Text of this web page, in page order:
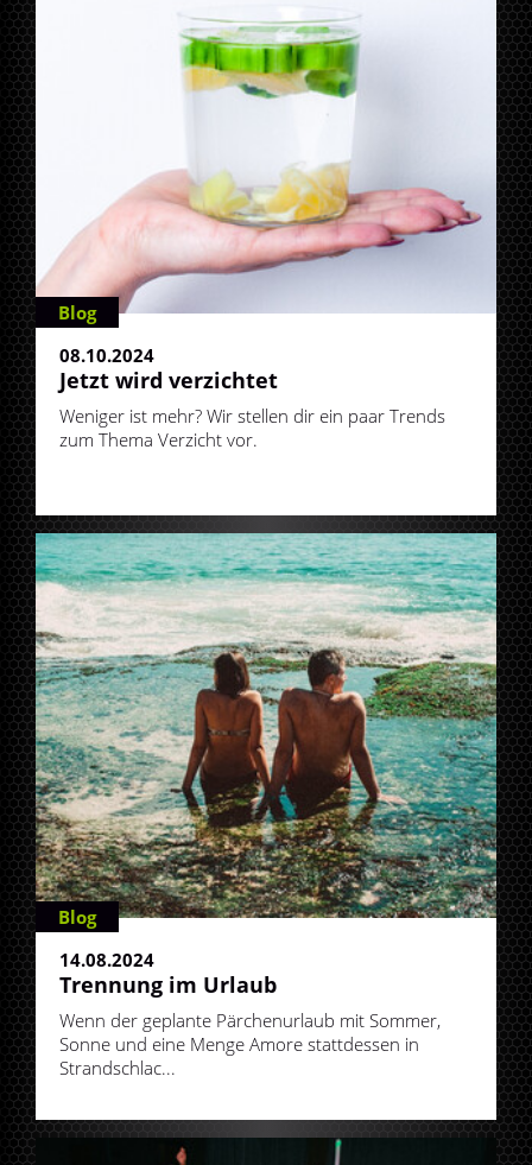
Blog
08.10.2024
Jetzt wird verzichtet
Weniger ist mehr? Wir stellen dir ein paar Trends
zum Thema Verzicht vor.
Blog
14.08.2024
Trennung im Urlaub
Wenn der geplante Pärchenurlaub mit Sommer,
Sonne und eine Menge Amore stattdessen in
Strandschlac...